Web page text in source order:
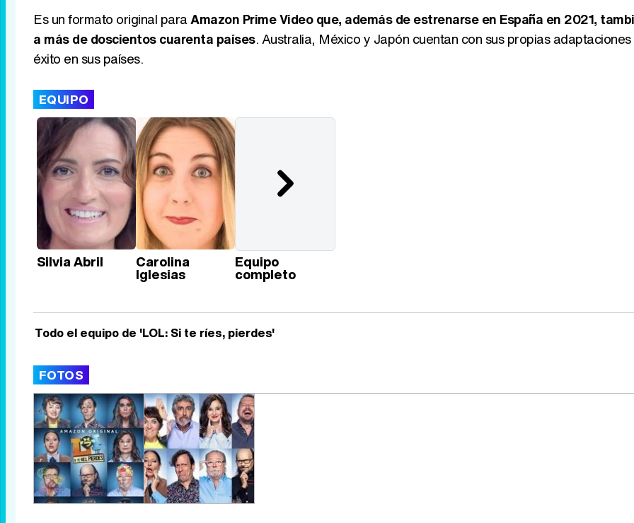
Es un formato original paraAmazon Prime Video que, además de estrenarse en España en 2021,
a más de doscientos cuarenta países. Australia, México y Japón cuentan con sus propias adaptaciones
éxito en sus países.
EQUIPO
Silvia Abril Carolina
Iglesias
Equipo
completo
Todo el equipo de 'LOL: Si te ríes, pierdes'
FOTOS